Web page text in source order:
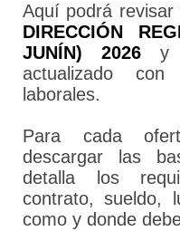
Aquí podrá revisar
DIRECCIÓN
JUNÍN) 2026 y
actualizado con
laborales.
Para cada
descargar las
detalla los
contrato, sueldo,
como y donde